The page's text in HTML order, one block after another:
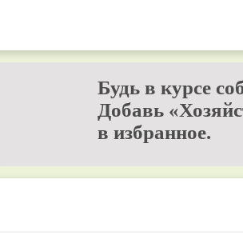
Будь в курсе
Добавь
в избранное.